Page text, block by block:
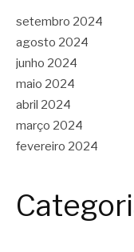
setembro 2024
agosto 2024
junho 2024
maio 2024
abril 2024
março 2024
fevereiro 2024